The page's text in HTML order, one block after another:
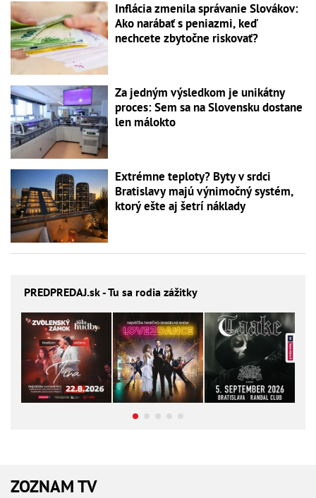
Inflácia zmenila správanie Slovákov:
Ako narábať s peniazmi, keď
nechcete zbytočne riskovať?
Za jedným výsledkom je unikátny
proces: Sem sa na Slovensku dostane
len málokto
Extrémne teploty? Byty v srdci
Bratislavy majú výnimočný systém,
ktorý ešte aj šetrí náklady
PREDPREDAJ.sk - Tu sa rodia zážitky
ZOZNAM TV